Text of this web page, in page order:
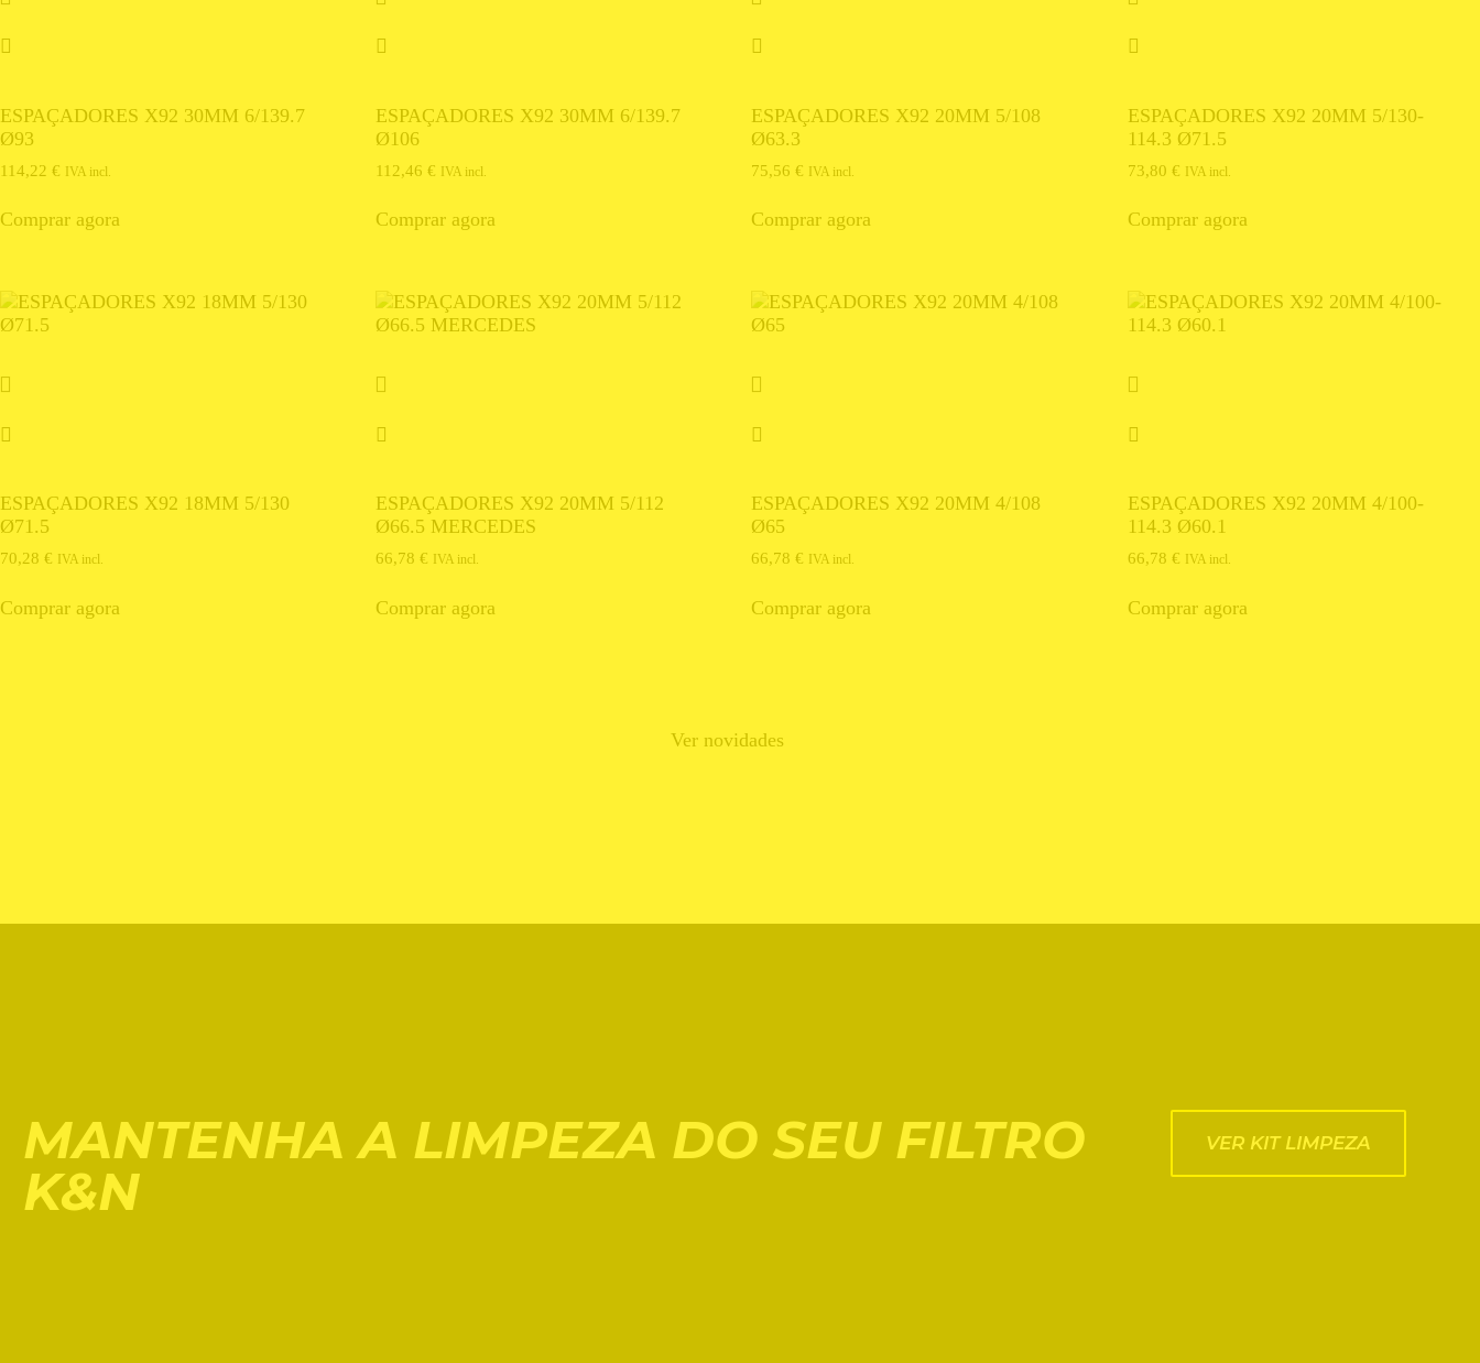
ESPAÇADORES X92 30MM 6/139.7
Ø93
114,22 € IVA incl.
Comprar agora
ESPAÇADORES X92 30MM 6/139.7
Ø106
112,46 € IVA incl.
Comprar agora
ESPAÇADORES X92 20MM 5/108
Ø63.3
75,56 € IVA incl.
Comprar agora
ESPAÇADORES X92 20MM 5/130-
114.3 Ø71.5
73,80 € IVA incl.
Comprar agora
ESPAÇADORES X92 18MM 5/130
Ø71.5
70,28 € IVA incl.
Comprar agora
ESPAÇADORES X92 20MM 5/112
Ø66.5 MERCEDES
66,78 € IVA incl.
Comprar agora
ESPAÇADORES X92 20MM 4/108
Ø65
66,78 € IVA incl.
Comprar agora
ESPAÇADORES X92 20MM 4/100-
114.3 Ø60.1
66,78 € IVA incl.
Comprar agora
Ver novidades
MANTENHA A LIMPEZA DO SEU FILTRO
K&N
VER KIT LIMPEZA